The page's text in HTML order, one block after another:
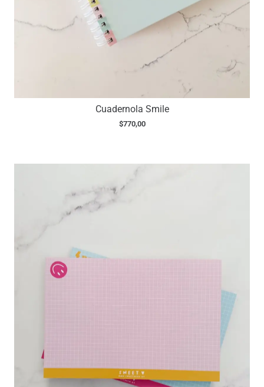
Cuadernola Smile
$770,00